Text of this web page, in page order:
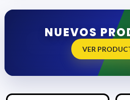
NUEVOS
VER